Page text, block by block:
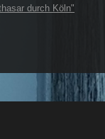
durch Köln"